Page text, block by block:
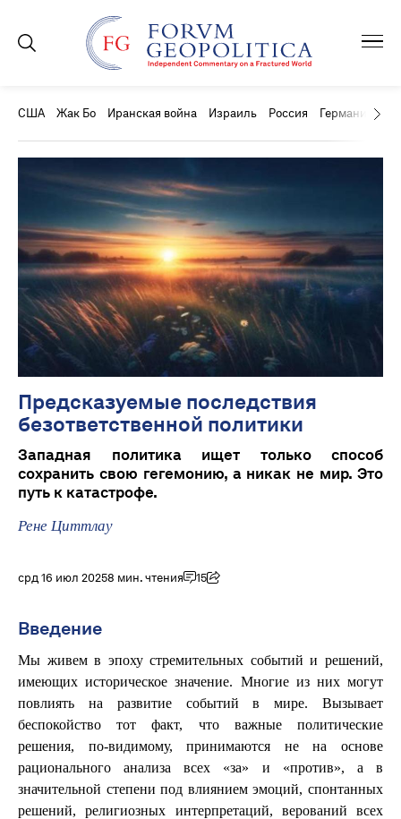
США Жак Бо Иранская война Израиль Россия Германия
Предсказуемые последствия
безответственной политики
Западная политика ищет только способ
сохранить свою гегемонию, а никак не мир. Это
путь к катастрофе.
Рене Циттлау
срд 16 июл 20258 мин. чтения 15
Введение
Мы живем в эпоху стремительных событий и решений,
имеющих историческое значение. Многие из них могут
повлиять на развитие событий в мире. Вызывает
беспокойство тот факт, что важные политические
решения, по-видимому, принимаются не на основе
рационального анализа всех «за» и «против», а в
значительной степени под влиянием эмоций, спонтанных
решений, религиозных интерпретаций, верований всех